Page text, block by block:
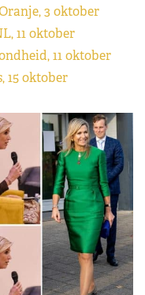
3 oktober
11 oktober
11 oktober
15 oktober